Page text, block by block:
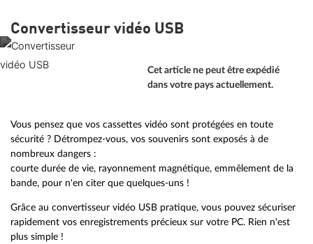
Convertisseur vidéo USB
Cet article ne peut être expédié
dans votre pays actuellement.
Vous pensez que vos cassettes vidéo sont protégées en toute
sécurité ? Détrompez-vous, vos souvenirs sont exposés à de
nombreux dangers :
courte durée de vie, rayonnement magnétique, emmêlement de la
bande, pour n'en citer que quelques-uns !
Grâce au convertisseur vidéo USB pratique, vous pouvez sécuriser
rapidement vos enregistrements précieux sur votre PC. Rien n'est
plus simple !